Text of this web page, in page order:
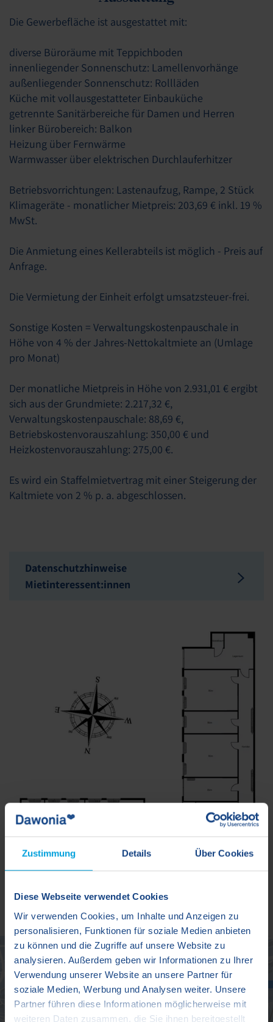
Zustimmung Details Über Cookies
Diese Webseite verwendet Cookies
Wir verwenden Cookies, um Inhalte und Anzeigen zu
personalisieren, Funktionen für soziale Medien anbieten
zu können und die Zugriffe auf unsere Website zu
analysieren. Außerdem geben wir Informationen zu Ihrer
Verwendung unserer Website an unsere Partner für
soziale Medien, Werbung und Analysen weiter. Unsere
Partner führen diese Informationen möglicherweise mit
weiteren Daten zusammen, die Sie ihnen bereitgestellt
Die Gewerbefläche ist ausgestattet mit:
diverse Büroräume mit Teppichboden
innenliegender Sonnenschutz: Lamellenvorhänge
außenliegender Sonnenschutz: Rollläden
Küche mit vollausgestatteter Einbauküche
getrennte Sanitärbereiche für Damen und Herren
linker Bürobereich: Balkon
Heizung über Fernwärme
Warmwasser über elektrischen Durchlauferhitzer
Betriebsvorrichtungen: Lastenaufzug, Rampe, 2 Stück
Klimageräte - monatlicher Mietpreis: 203,69 € inkl. 19 %
MwSt.
Die Anmietung eines Kellerabteils ist möglich - Preis auf
Anfrage.
Die Vermietung der Einheit erfolgt umsatzsteuer-frei.
Sonstige Kosten = Verwaltungskostenpauschale in
Höhe von 4 % der Jahres-Nettokaltmiete an (Umlage
pro Monat)
Der monatliche Mietpreis in Höhe von 2.931,01 € ergibt
sich aus der Grundmiete: 2.217,32 €,
Verwaltungskostenpauschale: 88,69 €,
Betriebskostenvorauszahlung: 350,00 € und
Heizkostenvorauszahlung: 275,00 €.
Es wird ein Staffelmietvertrag mit einer Steigerung der
Kaltmiete von 2 % p. a. abgeschlossen.
Datenschutzhinweise
Mietinteressent:innen